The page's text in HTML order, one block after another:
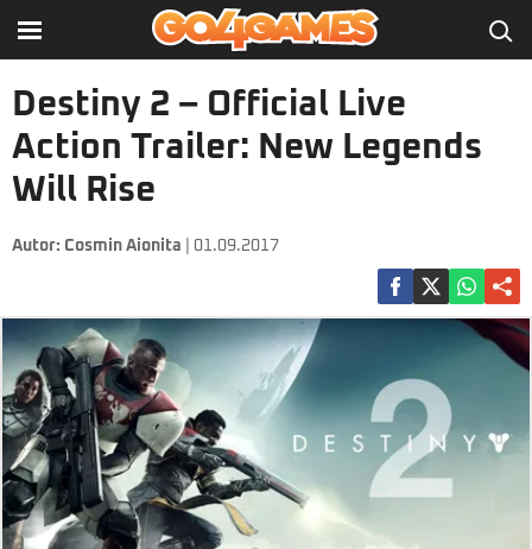
Destiny 2 – Official Live
Action Trailer: New Legends
Will Rise
Autor: Cosmin Aionita | 01.09.2017